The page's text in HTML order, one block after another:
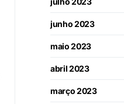
junho 2023
maio 2023
abril 2023
março 2023